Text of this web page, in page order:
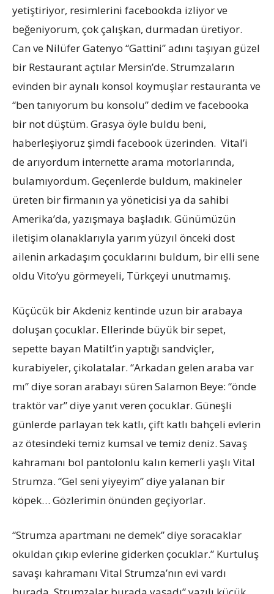
yetiştiriyor, resimlerini facebookda izliyor ve
beğeniyorum, çok çalışkan, durmadan üretiyor.
Can ve Nilüfer Gatenyo “Gattini” adını taşıyan güzel
bir Restaurant açtılar Mersin’de. Strumzaların
evinden bir aynalı konsol koymuşlar restauranta ve
“ben tanıyorum bu konsolu” dedim ve facebooka
bir not düştüm. Grasya öyle buldu beni,
haberleşiyoruz şimdi facebook üzerinden. Vital’i
de arıyordum internette arama motorlarında,
bulamıyordum. Geçenlerde buldum, makineler
üreten bir firmanın ya yöneticisi ya da sahibi
Amerika’da, yazışmaya başladık. Günümüzün
iletişim olanaklarıyla yarım yüzyıl önceki dost
ailenin arkadaşım çocuklarını buldum, bir elli sene
oldu Vito’yu görmeyeli, Türkçeyi unutmamış.
Küçücük bir Akdeniz kentinde uzun bir arabaya
doluşan çocuklar. Ellerinde büyük bir sepet,
sepette bayan Matilt’in yaptığı sandviçler,
kurabiyeler, çikolatalar. “Arkadan gelen araba var
mı” diye soran arabayı süren Salamon Beye: “önde
traktör var” diye yanıt veren çocuklar. Güneşli
günlerde parlayan tek katlı, çift katlı bahçeli evlerin
az ötesindeki temiz kumsal ve temiz deniz. Savaş
kahramanı bol pantolonlu kalın kemerli yaşlı Vital
Strumza. “Gel seni yiyeyim” diye yalanan bir
köpek… Gözlerimin önünden geçiyorlar.
“Strumza apartmanı ne demek” diye soracaklar
okuldan çıkıp evlerine giderken çocuklar.” Kurtuluş
savaşı kahramanı Vital Strumza’nın evi vardı